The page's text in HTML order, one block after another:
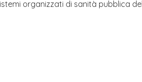
organizzati di sanità pubblica